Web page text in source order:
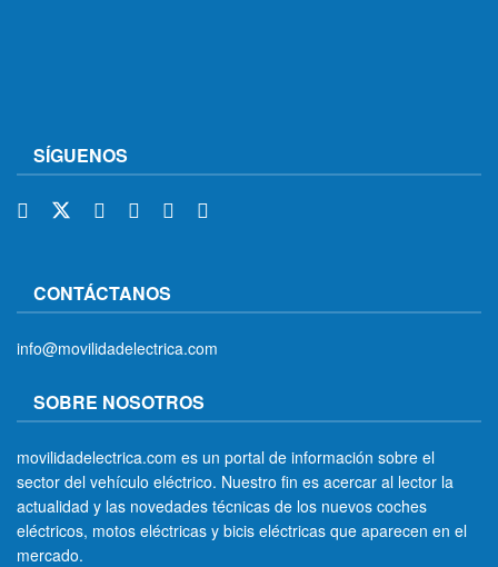
SÍGUENOS
CONTÁCTANOS
info@movilidadelectrica.com
SOBRE NOSOTROS
movilidadelectrica.com es un portal de información sobre el
sector del vehículo eléctrico. Nuestro fin es acercar al lector la
actualidad y las novedades técnicas de los nuevos coches
eléctricos, motos eléctricas y bicis eléctricas que aparecen en el
mercado.